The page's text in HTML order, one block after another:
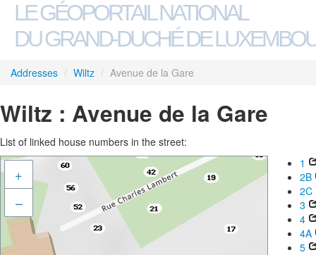
LE GÉOPORTAIL NATIONAL
DU GRAND-DUCHÉ DE
Addresses / Wiltz / Avenue de la Gare
Wiltz : Avenue de la Gare
List of linked house numbers in the street:
+
–
1
2B
2C
3
4
4A
5